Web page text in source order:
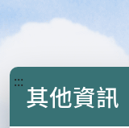
::: 其他資訊